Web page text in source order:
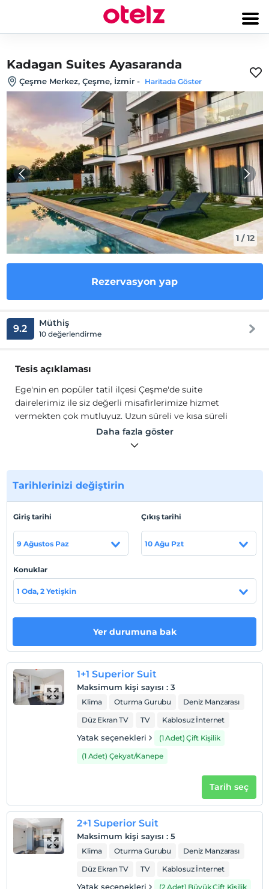
Kadagan Suites Ayasaranda
Çeşme Merkez, Çeşme, İzmir - Haritada Göster
1 /12
Rezervasyon yap
9.2 Müthiş
10 değerlendirme
Tesis açıklaması
Ege'nin en popüler tatil ilçesi Çeşme'de suite
dairelerimiz ile siz değerli misafirlerimize hizmet
vermekten çok mutluyuz. Uzun süreli ve kısa süreli
konaklama yapabileceğiniz Çeşme'nin en güzel koylarına
çok yakın mesafede konumlanmaktayız.
Ayasaranda'da aileniz ile birlikte keyifli bir tatil yaşayın.
Odalarda ihtiyaç duyacağınız tüm ekipmanlarla birlikte
imkanı sunuyoruz.
Tesis lokasyon bilgileri
İzmir Adnan Menderes Havalimanı’na 98 km
mesafededir.
Haritada Göster
Otel koşulları
Check/in
En geç saat 12:00 ve öncesi
Odalarda sigara içilmez
Çocuklar
2 yaşına kadar olan bebekler ücretsizdir.
Her bir oda için 1. çocuk 12 yaşına kadar ücretsizdir
Her bir oda için 2. çocuk 12 yaşına kadar ücretsizdir
Her bir oda için 3. çocuk 12 yaşına kadar ücretsizdir
Daha fazla göster
Tarihlerinizi değiştirin
Giriş tarihi
9 Ağustos Paz
Çıkış tarihi
10 Ağu Pzt
Konuklar
1 Oda, 2 Yetişkin
Yer durumuna bak
1+1 Superior Suit
Maksimum kişi sayısı : 3
Klima Oturma Gurubu
Deniz Manzarası
Düz Ekran TV
TV Kablosuz İnternet
Yatak seçenekleri
(1 Adet) Çift Kişilik
(1 Adet) Çekyat/Kanepe
Tarih seç
2+1 Superior Suit
Maksimum kişi sayısı : 5
Klima Oturma Gurubu
Deniz Manzarası
Düz Ekran TV
TV Kablosuz İnternet
Yatak seçenekleri
(2 Adet) Büyük Çift Kişilik